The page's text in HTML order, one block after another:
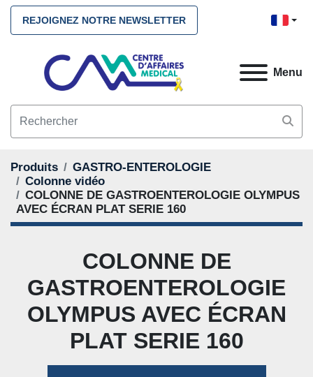
REJOIGNEZ NOTRE NEWSLETTER
Menu
Produits
GASTRO-ENTEROLOGIE
Colonne vidéo
COLONNE DE GASTROENTEROLOGIE OLYMPUS
AVEC ÉCRAN PLAT SERIE 160
COLONNE DE
GASTROENTEROLOGIE
OLYMPUS AVEC ÉCRAN
PLAT SERIE 160